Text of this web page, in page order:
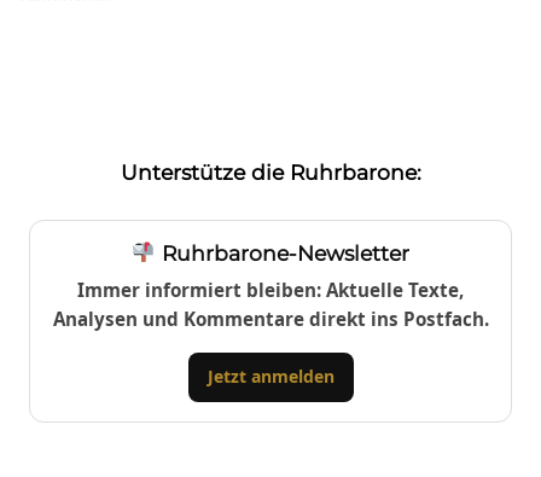
Unterstütze die Ruhrbarone:
Ruhrbarone-Newsletter
Immer informiert bleiben: Aktuelle Texte,
Analysen und Kommentare direkt ins Postfach.
Jetzt anmelden